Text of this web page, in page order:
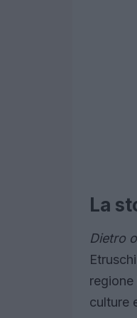
La
Dietro
regione
culture